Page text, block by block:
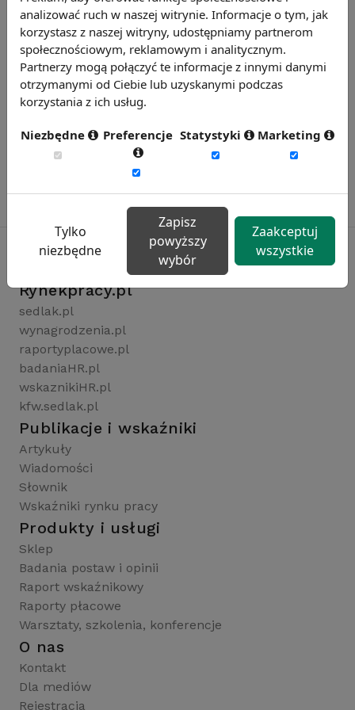
Rynekpracy.pl
sedlak.pl
wynagrodzenia.pl
raportyplacowe.pl
badaniaHR.pl
wskaznikiHR.pl
kfw.sedlak.pl
Publikacje i wskaźniki
Artykuły
Wiadomości
Słownik
Wskaźniki rynku pracy
Produkty i usługi
Sklep
Badania postaw i opinii
Raport wskaźnikowy
Raporty płacowe
Warsztaty, szkolenia, konferencje
O nas
Kontakt
Dla mediów
Rejestracja
analizować ruch w naszej witrynie. Informacje o tym, jak
korzystasz z naszej witryny, udostępniamy partnerom
społecznościowym, reklamowym i analitycznym.
Partnerzy mogą połączyć te informacje z innymi danymi
otrzymanymi od Ciebie lub uzyskanymi podczas
korzystania z ich usług.
Niezbędne Preferencje Statystyki Marketing
Tylko
niezbędne
Zapisz
powyższy
wybór
Zaakceptuj
wszystkie